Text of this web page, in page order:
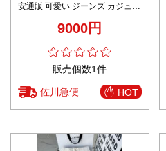
安通販 可愛い ジーンズ カジュア
9000円
販売個数1件
佐川急便 HOT